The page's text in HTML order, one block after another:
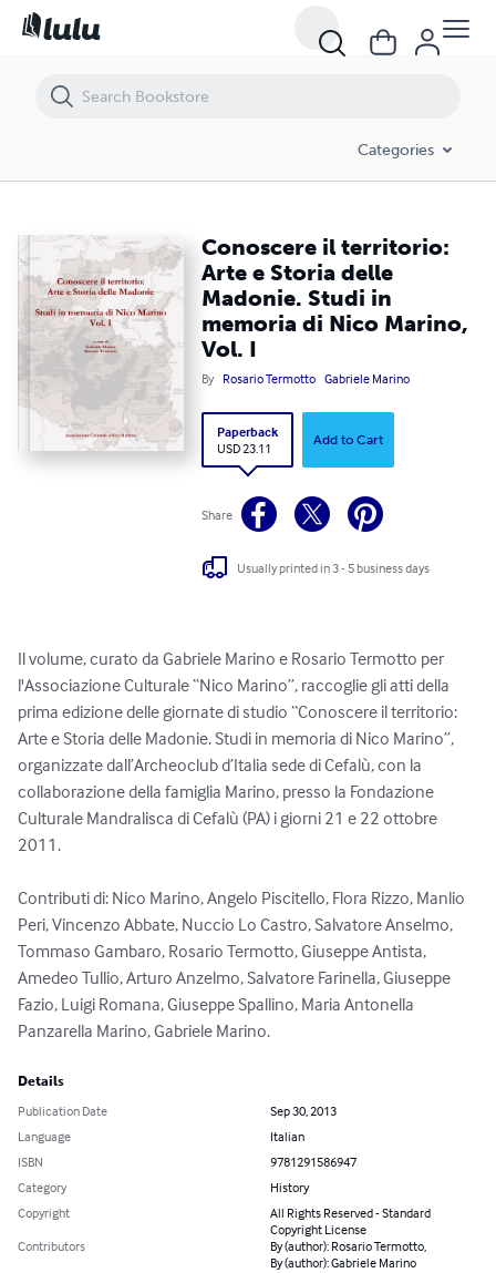
Categories
Conoscere il territorio:
Arte e Storia delle
Madonie. Studi in
memoria di Nico Marino,
Vol. I
By Rosario Termotto Gabriele Marino
Paperback
USD 23.11
Add to Cart
Share
Usually printed in 3 - 5 business days
Il volume, curato da Gabriele Marino e Rosario Termotto per
l'Associazione Culturale “Nico Marino”, raccoglie gli atti della
prima edizione delle giornate di studio “Conoscere il territorio:
Arte e Storia delle Madonie. Studi in memoria di Nico Marino”,
organizzate dall’Archeoclub d’Italia sede di Cefalù, con la
collaborazione della famiglia Marino, presso la Fondazione
Culturale Mandralisca di Cefalù (PA) i giorni 21 e 22 ottobre
2011.
Contributi di: Nico Marino, Angelo Piscitello, Flora Rizzo, Manlio
Peri, Vincenzo Abbate, Nuccio Lo Castro, Salvatore Anselmo,
Tommaso Gambaro, Rosario Termotto, Giuseppe Antista,
Amedeo Tullio, Arturo Anzelmo, Salvatore Farinella, Giuseppe
Fazio, Luigi Romana, Giuseppe Spallino, Maria Antonella
Panzarella Marino, Gabriele Marino.
Details
Publication Date
Sep 30, 2013
Language
Italian
ISBN
9781291586947
Category
History
Copyright
All Rights Reserved - Standard
Copyright License
Contributors
By (author): Rosario Termotto,
By (author): Gabriele Marino
Conoscere il territorio: Arte e Storia delle Madonie. Studi in memoria